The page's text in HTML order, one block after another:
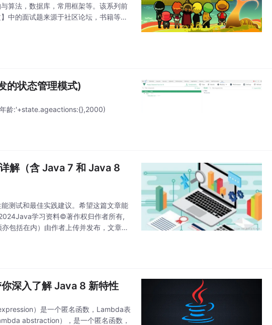
算法，数据库，常用框架等。该系列前
中的面试题来源于社区论坛，书籍等资
的状态管理模式)
龄:'+state.ageactions:{},2000)
（含 Java 7 和 Java 8
测试和最佳实践建议。希望这篇文章能
学习资料©著作权归作者所有,
包括在内）由作者上传并发布，文章内
深入了解 Java 8 新特性
）是一个匿名函数，Lambda表
abstraction），是一个匿名函数，